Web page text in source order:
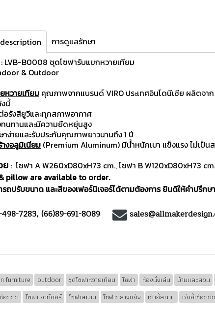
การดูแลรักษา
: LVB-B0008 ชุดโซฟารับแขกหวายเทียม
& Outdoor
หวายเทียม คุณภาพจากแบรนด์ VIRO ประเทศอินโดนีเซีย ผลิตจ
นี้
รังสียูวีและทุกสภาพอากาศ
นทานและมีความยืดหยุ่นสูง
ง่ายและรับประกันคุณภาพยาวนานถึง 1 ปี
างอลูมิเนียม (Premium Aluminum) มีน้ำหนักเบา แข็งแรง ไม่เป็น
ย : โซฟา A W260xD80xH73 cm., โซฟา B W120xD80xH73
pillow are available to order.
ถปรับขนาด และสีของเฟอร์นิเจอร์ได้ตามต้องการ ยินดีให้คำปรึก
7283, (66)89-691-8089
furniture outdoor ชุดโซฟาหวายเทียม โซฟา ห้องนั่งเล่น บ้านและสวน
อกถัก
โซฟาเอาท์ดอร์ โซฟาสนาม โซฟากลางแจ้ง เก้าอี้สนาม เก้าอี้เชือกถัก